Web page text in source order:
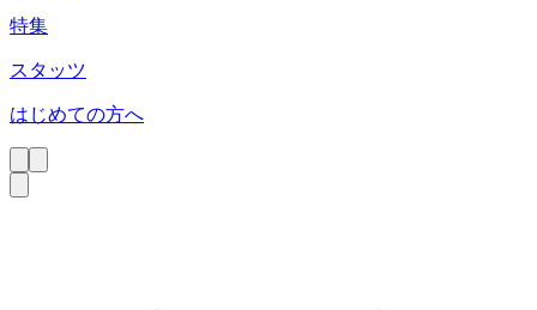
特集
スタッツ
はじめての方へ